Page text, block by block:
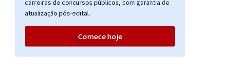
carreiras de concursos públicos, com garantia de
atualização pós-edital.
Comece hoje